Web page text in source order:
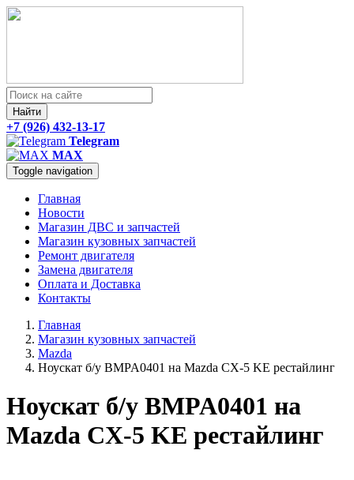
Найти
+7 (926) 432-13-17
Telegram
MAX
Toggle navigation
Главная
Новости
Магазин ДВС и запчастей
Магазин кузовных запчастей
Ремонт двигателя
Замена двигателя
Оплата и Доставка
Контакты
Главная
Магазин кузовных запчастей
Mazda
Ноускат б/у BMPA0401 на Mazda CX-5 KE рестайлинг
Ноускат б/у BMPA0401 на
Mazda CX-5 KE рестайлинг